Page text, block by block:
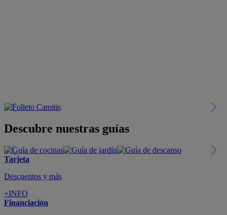
Descubre nuestras guías
Tarjeta
Descuentos y más
+INFO
Financiación